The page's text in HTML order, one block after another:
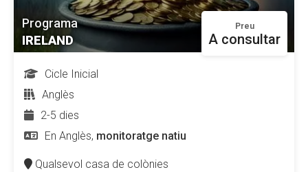
Programa
IRELAND
Preu
A consultar
Cicle Inicial
Anglès
2-5 dies
En Anglès, monitoratge natiu
Qualsevol casa de colònies